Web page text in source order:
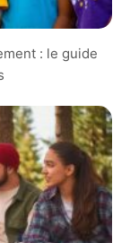
: le guide